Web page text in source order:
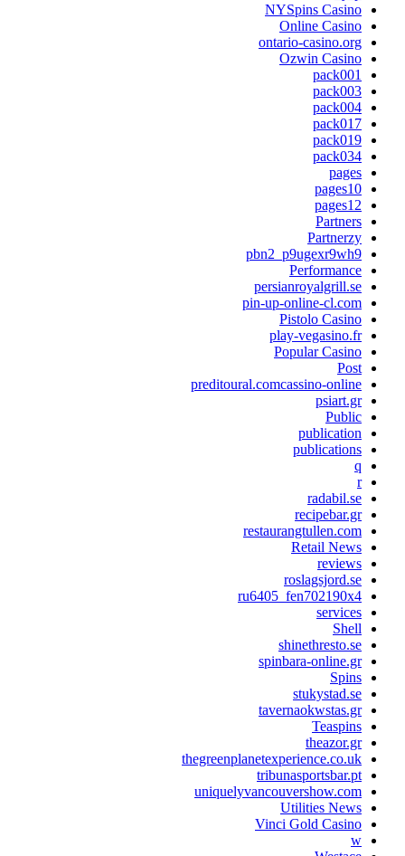
NYSpins
Online
ontario-
Ozwin
pin-up-online-
Pistolo
play-
Popular
preditoural.comcassino-
Retail
spinbara-
Utilities
Vinci Gold